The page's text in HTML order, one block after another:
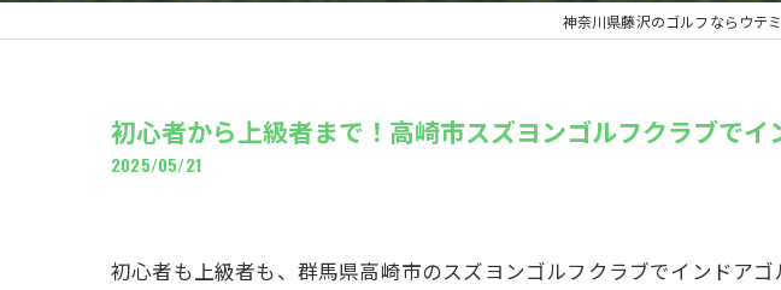
クラブショップ神奈川県藤沢のゴルフならウテ
初心者から上級者まで！高崎市スズヨンゴルフクラブでイ
2025/05/21
初心者も上級者も、群馬県高崎市のスズヨンゴルフクラブでインドア